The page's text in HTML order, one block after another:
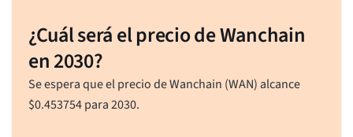
¿Cuál será el precio de Wanchain
en 2030?
Se espera que el precio de Wanchain (WAN) alcance
$0.453754para 2030.